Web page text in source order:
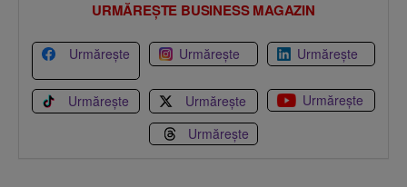
URMĂREȘTE BUSINESS MAGAZIN
Urmărește Urmărește Urmărește
Urmărește Urmărește
Urmărește
Urmărește